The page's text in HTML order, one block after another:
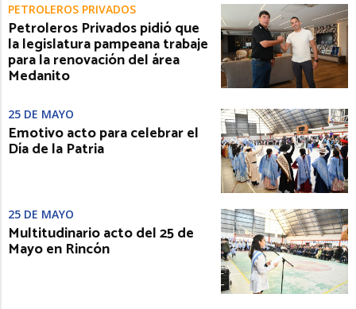
PETROLEROS PRIVADOS
Petroleros Privados pidió que
la legislatura pampeana trabaje
para la renovación del área
Medanito
25 DE MAYO
Emotivo acto para celebrar el
Día de la Patria
25 DE MAYO
Multitudinario acto del 25 de
Mayo en Rincón